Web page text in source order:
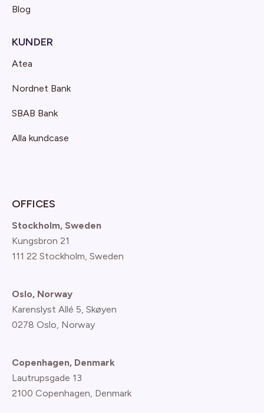
Blog
KUNDER
Atea
Nordnet Bank
SBAB Bank
Alla kundcase
OFFICES
Stockholm, Sweden
Kungsbron 21
111 22 Stockholm, Sweden
Oslo, Norway
Karenslyst Allé 5, Skøyen
0278 Oslo, Norway
Copenhagen, Denmark
Lautrupsgade 13
2100 Copenhagen, Denmark